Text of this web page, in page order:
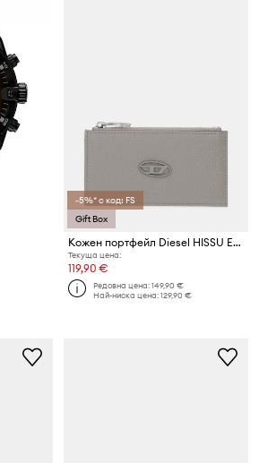
-5%* с код: FS
Gift Box
Кожен портфейл Diesel HISSU EVO HISSU EVO
Текуща цена:
119,90 €
Редовна цена:149,90 €
Най-ниска цена:129,90 €